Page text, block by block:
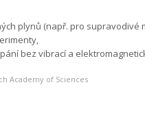
plynů (např. pro supravodivé
bez vibrací a
Academy of Sciences